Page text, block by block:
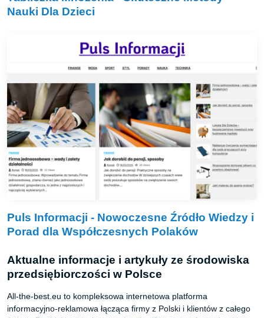
Nauki Dla Dzieci
Puls Informacji - Nowoczesne Źródło Wiedzy i
Porad dla Współczesnych Polaków
Aktualne informacje i artykuły ze środowiska
przedsiębiorczości w Polsce
All-the-best.eu to kompleksowa internetowa platforma
informacyjno-reklamowa łącząca firmy z Polski i klientów z całego